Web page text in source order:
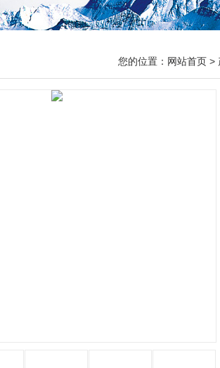
您的位置： 网站首页 >